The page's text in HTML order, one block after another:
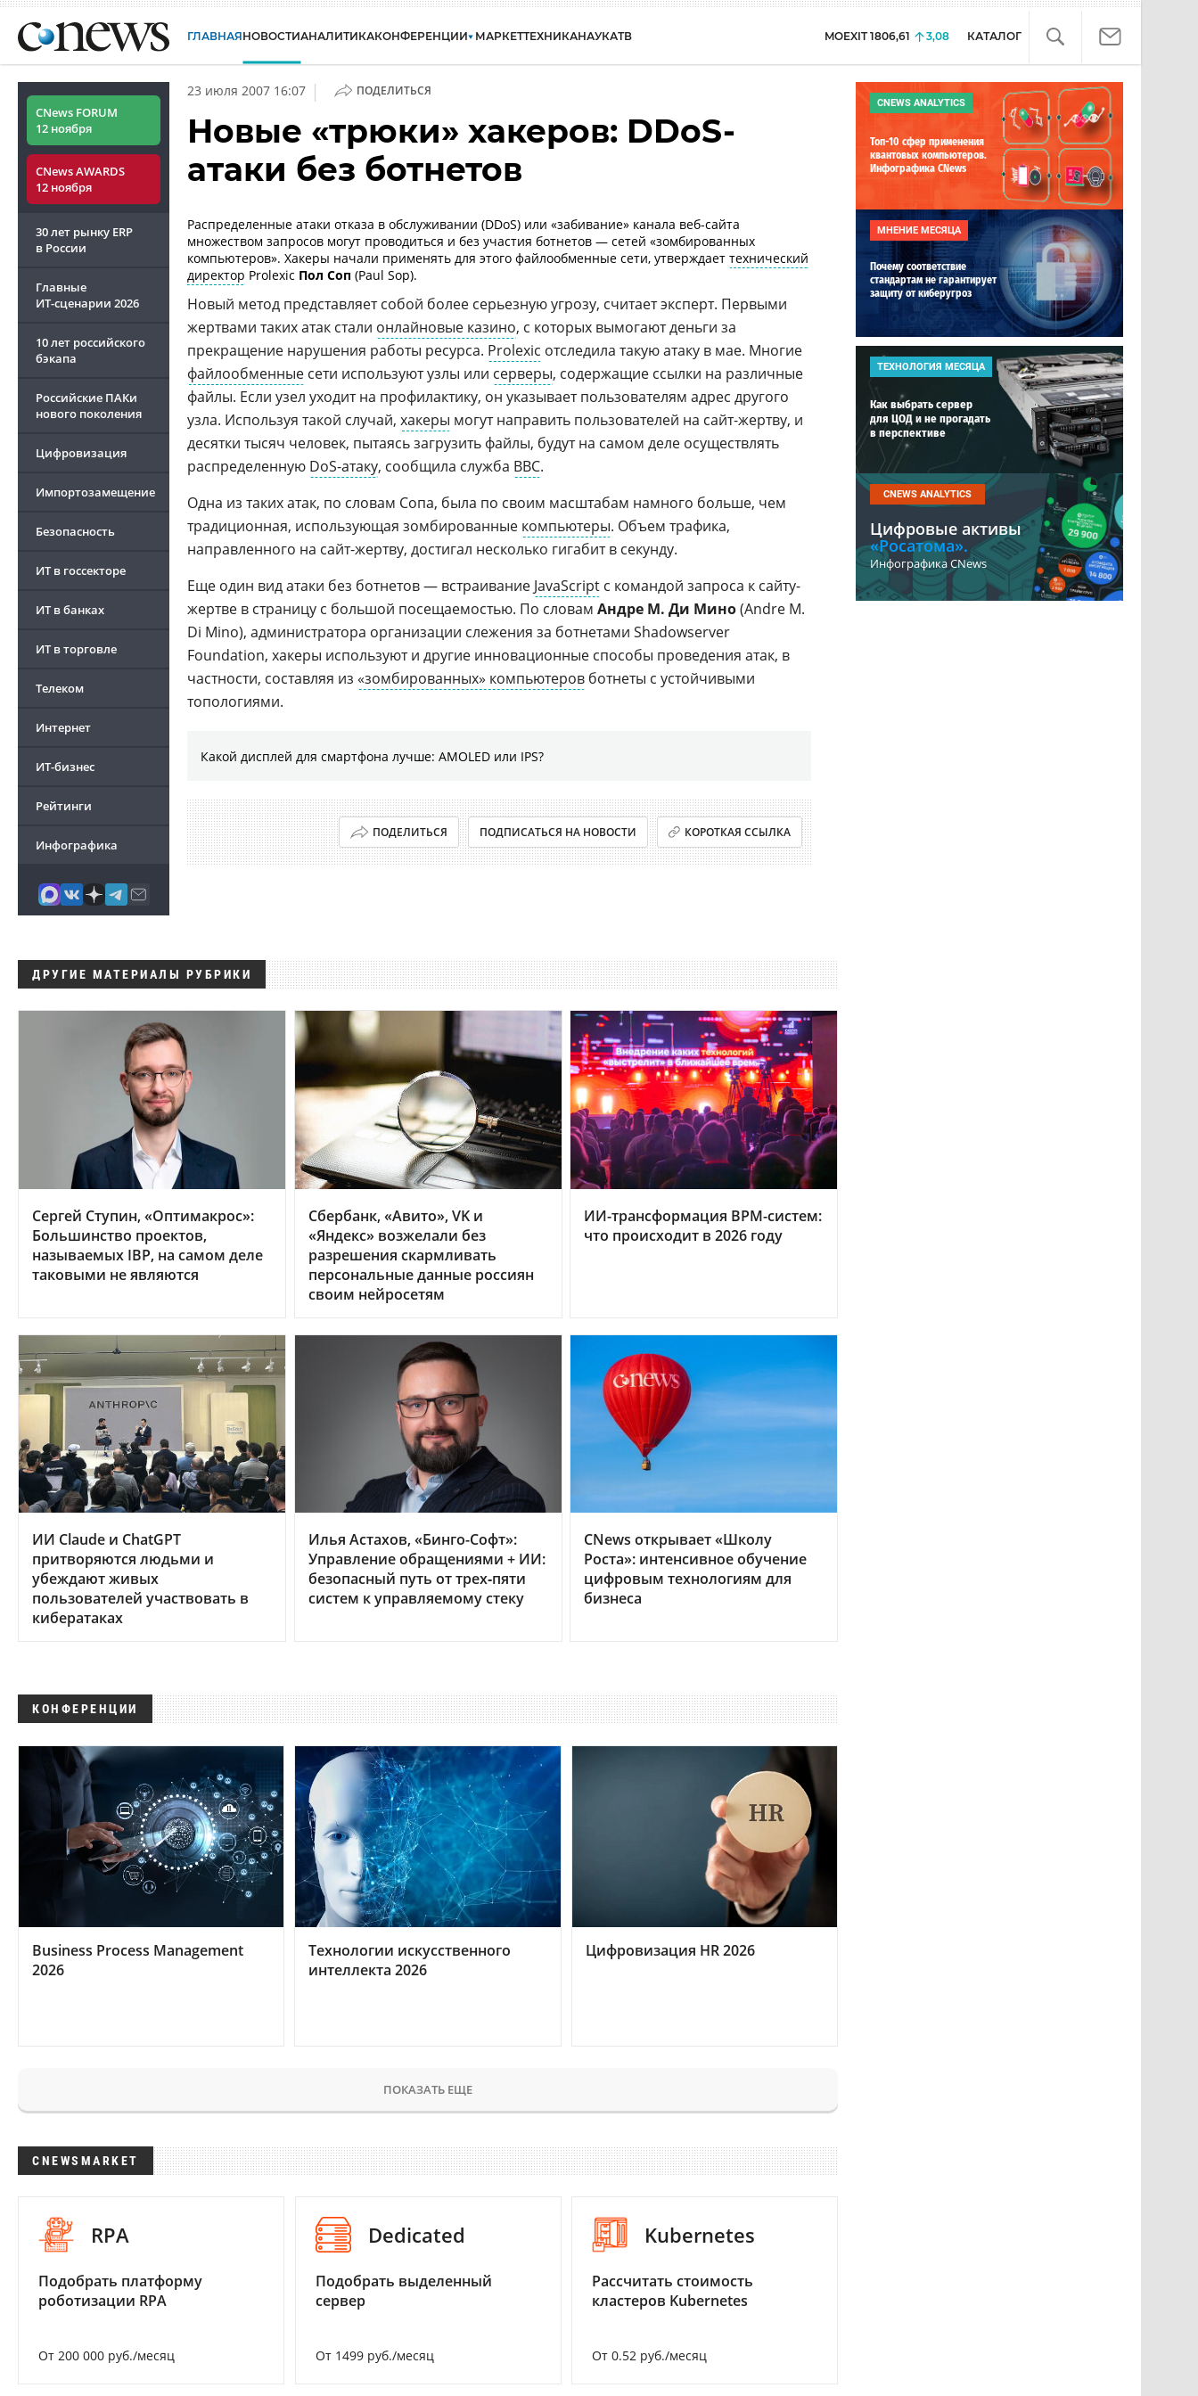
ГЛАВНАЯНОВОСТИАНАЛИТИКАКОНФЕРЕНЦИИ МАРКЕТТЕХНИКАНАУКАТВ MOEXIT 1806,61 3,08 КАТАЛОГ
CNews FORUM
12 ноября
CNews AWARDS
12 ноября
30 лет рынку ERP
в России
Главные
ИТ-сценарии 2026
10 лет российского
бэкапа
Российские ПАКи
нового поколения
Цифровизация
Импортозамещение
Безопасность
ИТ в госсекторе
ИТ в банках
ИТ в торговле
Телеком
Интернет
ИТ-бизнес
Рейтинги
Инфографика
23 июля 2007 16:07 | ПОДЕЛИТЬСЯ
Новые «трюки» хакеров: DDoS-
атаки без ботнетов
Распределенные атаки отказа в обслуживании (DDoS) или «забивание» канала веб-сайта
множеством запросов могут проводиться и без участия ботнетов — сетей «зомбированных
компьютеров». Хакеры начали применять для этого файлообменные сети, утверждает технический
директор Prolexic Пол Соп (Paul Sop).
Новый метод представляет собой более серьезную угрозу, считает эксперт. Первыми
жертвами таких атак стали онлайновые казино, с которых вымогают деньги за
прекращение нарушения работы ресурса. Prolexic отследила такую атаку в мае. Многие
файлообменные сети используют узлы или серверы, содержащие ссылки на различные
файлы. Если узел уходит на профилактику, он указывает пользователям адрес другого
узла. Используя такой случай, хакеры могут направить пользователей на сайт-жертву, и
десятки тысяч человек, пытаясь загрузить файлы, будут на самом деле осуществлять
распределенную DoS-атаку, сообщила служба BBC.
Одна из таких атак, по словам Сопа, была по своим масштабам намного больше, чем
традиционная, использующая зомбированные компьютеры. Объем трафика,
направленного на сайт-жертву, достигал несколько гигабит в секунду.
Еще один вид атаки без ботнетов — встраивание JavaScript с командой запроса к сайту-
жертве в страницу с большой посещаемостью. По словам Андре М. Ди Мино(Andre M.
Di Mino), администратора организации слежения за ботнетами Shadowserver
Foundation, хакеры используют и другие инновационные способы проведения атак, в
частности, составляя из «зомбированных» компьютеров ботнеты с устойчивыми
топологиями.
Какой дисплей для смартфона лучше: AMOLED или IPS?
ПОДЕЛИТЬСЯ ПОДПИСАТЬСЯ НА НОВОСТИ КОРОТКАЯ ССЫЛКА
ДРУГИЕ МАТЕРИАЛЫ РУБРИКИ
Сергей Ступин, «Оптимакрос»:
Большинство проектов,
называемых IBP, на самом деле
таковыми не являются
Сбербанк, «Авито», VK и
«Яндекс» возжелали без
разрешения скармливать
персональные данные россиян
своим нейросетям
ИИ-трансформация BPM-систем:
что происходит в 2026 году
ИИ Claude и ChatGPT
притворяются людьми и
убеждают живых
пользователей участвовать в
кибератаках
Илья Астахов, «Бинго-Софт»:
Управление обращениями + ИИ:
безопасный путь от трех‑пяти
систем к управляемому стеку
CNews открывает «Школу
Роста»: интенсивное обучение
цифровым технологиям для
бизнеса
КОНФЕРЕНЦИИ
Business Process Management
2026
Технологии искусственного
интеллекта 2026
Цифровизация HR 2026
ПОКАЗАТЬ ЕЩЕ
CNEWSMARKET
RPA
Подобрать платформу
роботизации RPA
От 200 000 руб./месяц
Dedicated
Подобрать выделенный
сервер
От 1499 руб./месяц
Kubernetes
Рассчитать стоимость
кластеров Kubernetes
От 0.52 руб./месяц
CNEWS ANALYTICS
Топ-10 сфер применения
квантовых компьютеров.
Инфографика CNews
МНЕНИЕ МЕСЯЦА
Почему соответствие
стандартам не гарантирует
защиту от киберугроз
ТЕХНОЛОГИЯ МЕСЯЦА
Как выбрать сервер
для ЦОД и не прогадать
в перспективе
CNEWS ANALYTICS
Цифровые активы
«Росатома».
Инфографика CNews